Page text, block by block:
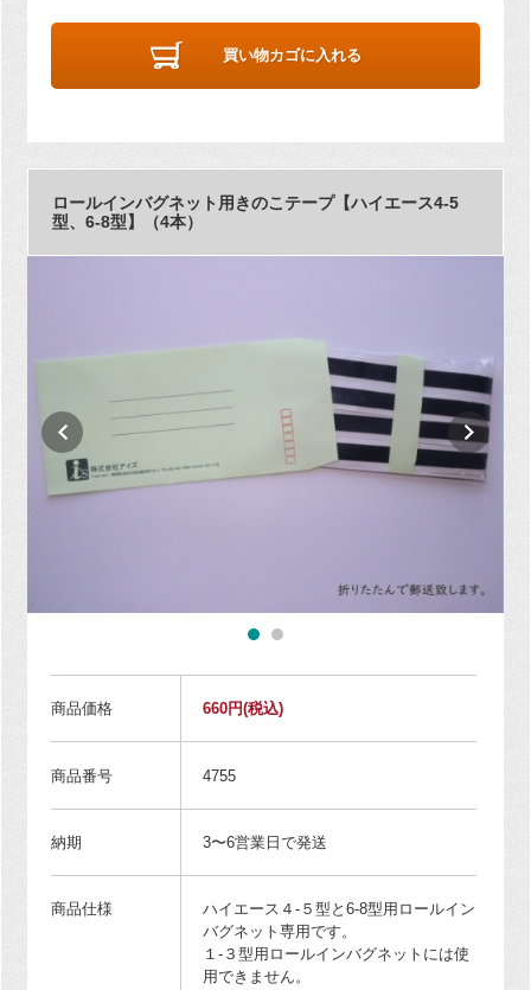
買い物カゴに入れる
ロールインバグネット用きのこテープ【ハイエース4-5
型、6-8型】（4本）
商品価格 660円(税込)
商品番号 4755
納期 3〜6営業日で発送
商品仕様
ハイエース４-５型と6-8型用ロールイン
バグネット専用です。
１-３型用ロールインバグネットには使
用できません。